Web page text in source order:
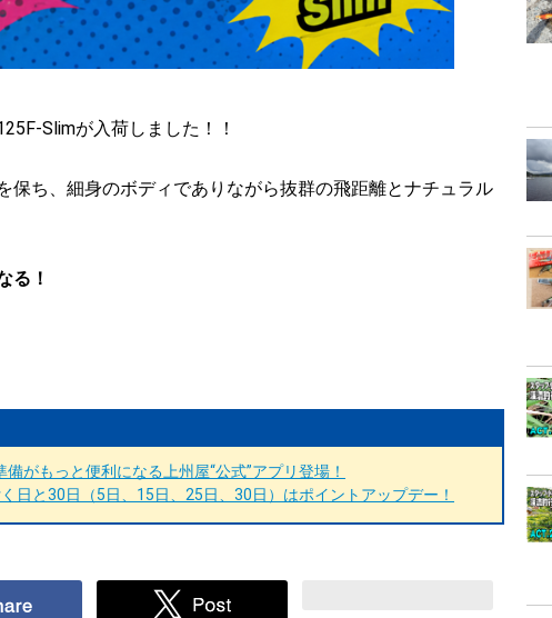
Slimが入荷しました！！
保ち、細身のボディでありながら抜群の飛距離とナチュラル
る！
がもっと便利になる上州屋“公式”アプリ登場！
日と30日（5日、15日、25日、30日）はポイントアップデー！